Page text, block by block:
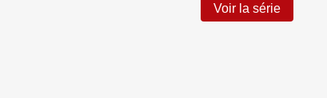
Voir la série